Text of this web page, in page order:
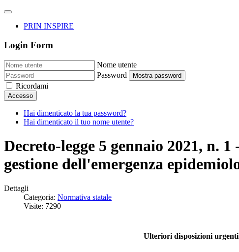
PRIN INSPIRE
Login Form
Nome utente
Password
Mostra password
Ricordami
Accesso
Hai dimenticato la tua password?
Hai dimenticato il tuo nome utente?
Decreto-legge 5 gennaio 2021, n.
gestione dell'emergenza
Dettagli
Categoria: Normativa statale
Visite: 7290
Ulteriori disposizioni